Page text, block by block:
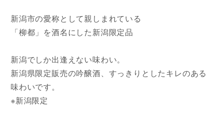
新潟市の愛称として親しまれている
「柳都」を酒名にした新潟限定品
新潟でしか出逢えない味わい。
新潟県限定販売の吟醸酒、すっきりとしたキレのある
味わいです。
※新潟限定